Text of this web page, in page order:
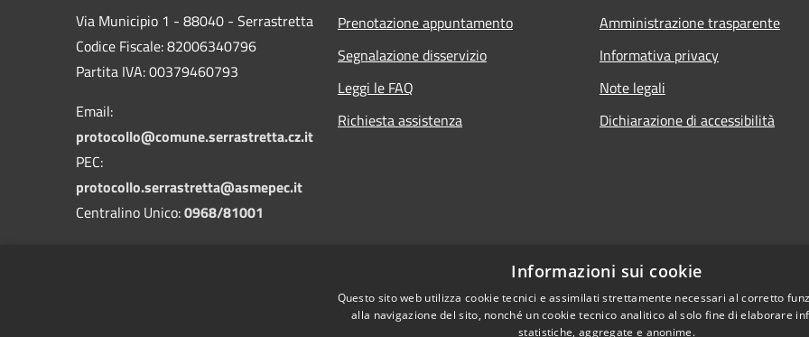
Via Municipio 1 - 88040 - Serrastretta
Codice Fiscale: 82006340796
Partita IVA: 00379460793
Email:
protocollo@comune.serrastretta.cz.it
PEC:
protocollo.serrastretta@asmepec.it
Centralino Unico:0968/81001
Prenotazione appuntamento
Segnalazione disservizio
Leggi le FAQ
Richiesta assistenza
Amministrazione trasparente
Informativa privacy
Note legali
Dichiarazione di accessibilità
Informazioni sui cookie
Questo sito web utilizza cookie tecnici e assimilati strettamente necessari al corretto
alla navigazione del sito, nonché un cookie tecnico analitico al solo fine di elaborare
statistiche, aggregate e anonime.